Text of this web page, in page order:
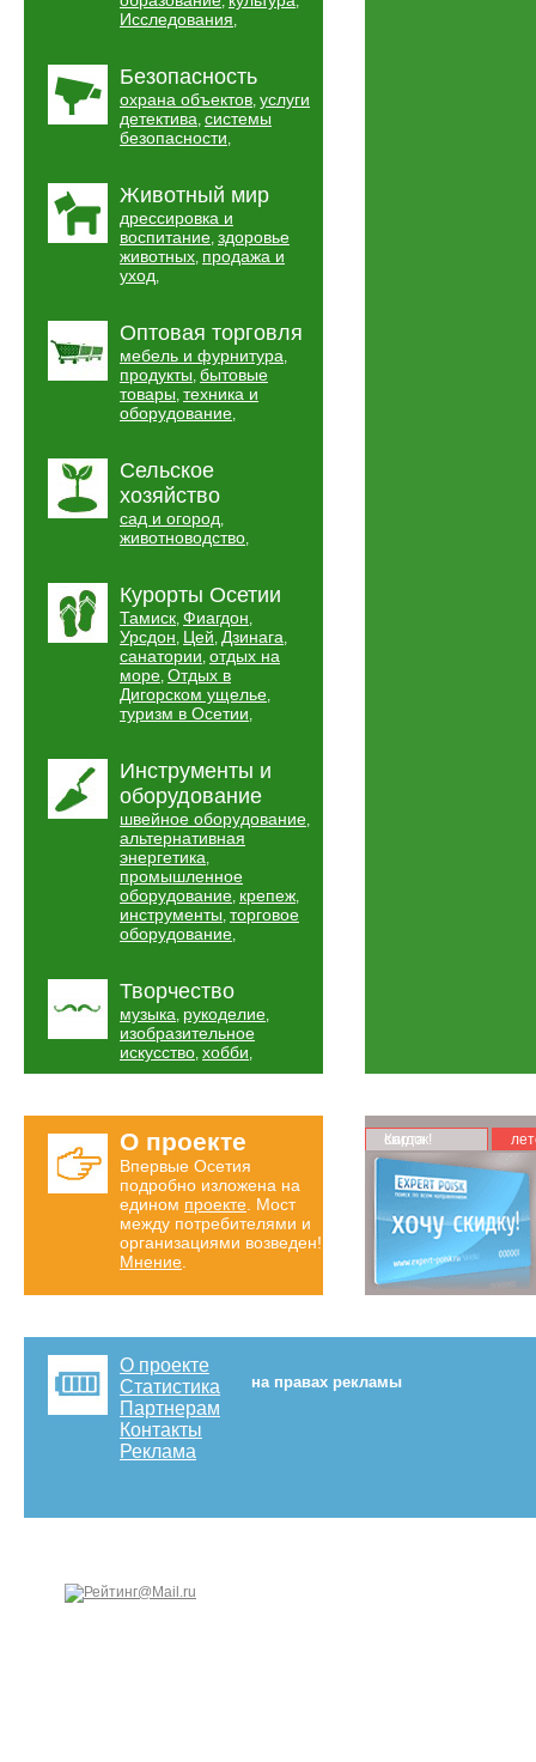
Исследования,
Безопасность
охрана объектов, услуги
детектива, системы
безопасности,
Животный мир
дрессировка и
воспитание, здоровье
животных, продажа и
уход,
Оптовая торговля
мебель и фурнитура,
продукты, бытовые
товары, техника и
оборудование,
Сельское
хозяйство
сад и огород,
животноводство,
Курорты Осетии
Тамиск, Фиагдон,
Урсдон, Цей, Дзинага,
санатории, отдых на
море, Отдых в
Дигорском ущелье,
туризм в Осетии,
Инструменты и
оборудование
швейное оборудование,
альтернативная
энергетика,
промышленное
оборудование, крепеж,
инструменты, торговое
оборудование,
Творчество
музыка, рукоделие,
изобразительное
искусство, хобби,
О проекте
Впервые Осетия
подробно изложена на
едином проекте . Мост
между потребителями и
организациями возведен!
Мнение
Карта скидок!
О проекте
Статистика
Партнерам
Контакты
Реклама
на правах рекламы